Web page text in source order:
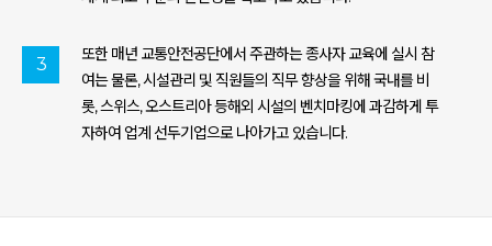
3
또한 매년 교통안전공단에서 주관하는 종사자 교육에 실시 참
여는 물론, 시설관리 및 직원들의 직무 향상을 위해 국내를 비
롯, 스위스, 오스트리아 등해외 시설의 벤치마킹에 과감하게 투
자하여 업계 선두기업으로 나아가고 있습니다.